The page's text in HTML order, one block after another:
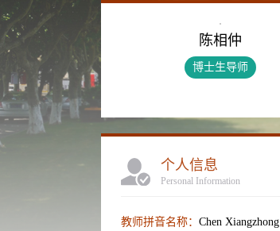
陈相仲
博士生导师
个人信息
Personal Information
教师拼音名称： Chen Xiangzhong